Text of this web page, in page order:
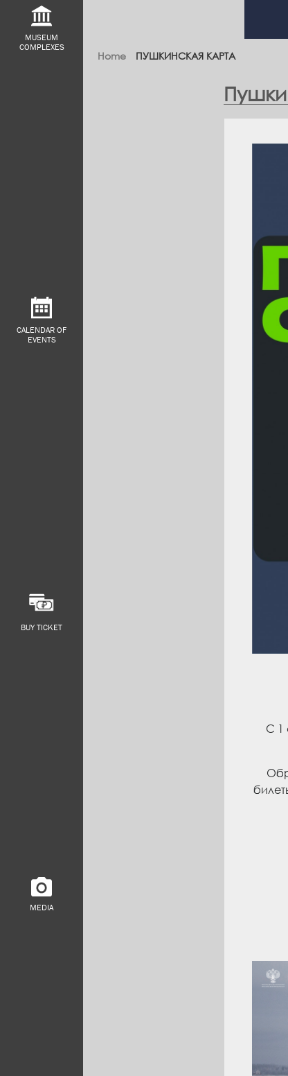
MUSEUM
COMPLEXES
CALENDAR OF
EVENTS
BUY TICKET
MEDIA
Home ПУШКИНСКАЯ КАРТА
С 1